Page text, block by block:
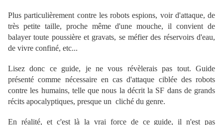
Plus particulièrement contre les robots espions, voir d'attaque, de
très petite taille, proche même d'une mouche, il convient de
balayer toute poussière et gravats, se méfier des réservoirs d'eau,
de vivre confiné, etc...
Lisez donc ce guide, je ne vous révèlerais pas tout. Guide
présenté comme nécessaire en cas d'attaque ciblée des robots
contre les humains, telle que nous la décrit la SF dans de grands
récits apocalyptiques, presque un cliché du genre.
En réalité, et c'est là la vrai force de ce guide, il n'est pas